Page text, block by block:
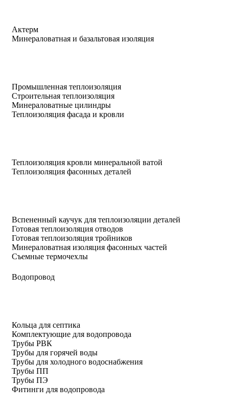
Актерм
Минераловатная и базальтовая изоляция
Промышленная теплоизоляция
Строительная теплоизоляция
Минераловатные цилиндры
Теплоизоляция фасада и кровли
Теплоизоляция кровли минеральной ватой
Теплоизоляция фасонных деталей
Вспененный каучук для теплоизоляции деталей
Готовая теплоизоляция отводов
Готовая теплоизоляция тройников
Минераловатная изоляция фасонных частей
Съемные термочехлы
Водопровод
Кольца для септика
Комплектующие для водопровода
Трубы РВК
Трубы для горячей воды
Трубы для холодного водоснабжения
Трубы ПП
Трубы ПЭ
Фитинги для водопровода